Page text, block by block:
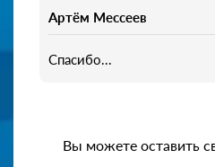
Артём Мессеев
Спасибо...
Вы можете оставить